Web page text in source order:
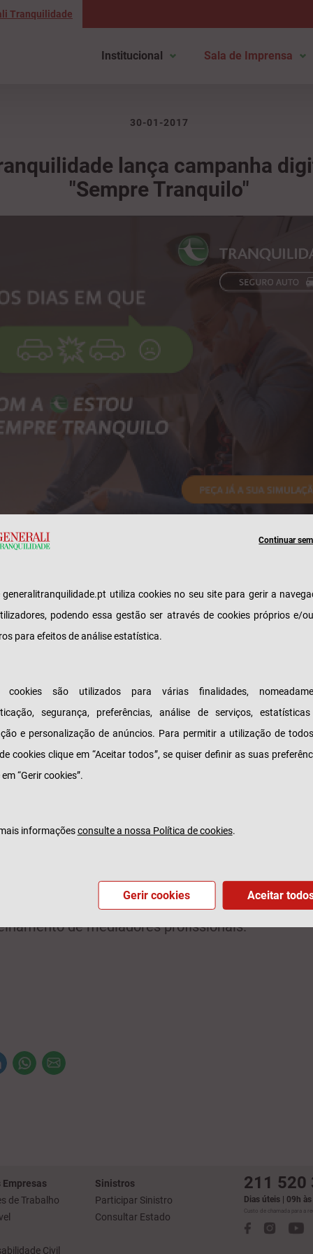
Tranquilidade
Institucional Sala de Imprensa
30-01-2017
lança campanha
"Sempre Tranquilo"
lançou em diversos meios a sua
digital do ano, com vista à dinamização de
seguros Auto, Saúde e Vida. Toda a
para esta ação, disponível em
mote "Sempre Tranquilo", a campanha apresenta
jovem e diferenciadora, e uma linguagem atual e
que visa dar resposta a todas as
dos seus clientes, sempre com o
de mediadores profissionais.
Empresas
de Trabalho
Civil
Sinistros
Participar Sinistro
Consultar Estado
211 520
Dias úteis | 09h
Custo de chamada para a
Continuar
generalitranquilidade.pt utiliza cookies no seu site para gerir a
podendo essa gestão ser através de cookies próprios e/
para efeitos de análise estatística.
cookies são utilizados para várias finalidades,
segurança, preferências, análise de serviços,
e personalização de anúncios. Para permitir a utilização de
cookies clique em “Aceitar todos”, se quiser definir as suas
“Gerir cookies”.
informaçõesconsulte a nossa Política de cookies.
Gerir cookies Aceitar